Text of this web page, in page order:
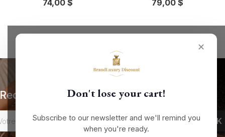
74,00 $ 79,00 $
✕
Don't lose your cart!
Subscribe to our newsletter and we'll remind you
when you're ready.
Recevez nos offres spéciales